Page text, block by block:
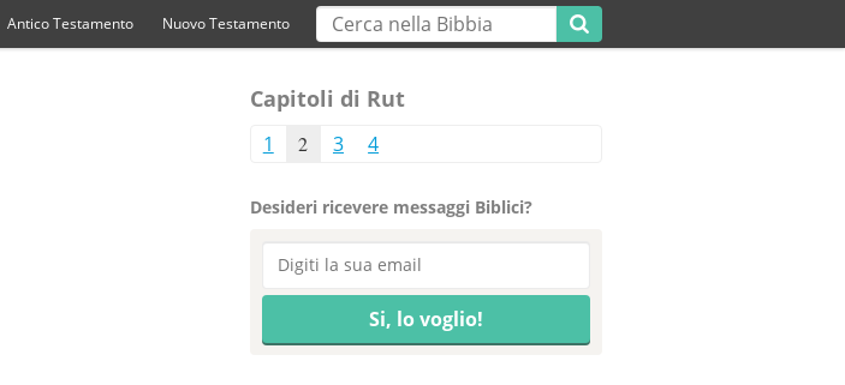
Antico Testamento Nuovo Testamento
Capitoli di Rut
1 2 3 4
Desideri ricevere messaggi Biblici?